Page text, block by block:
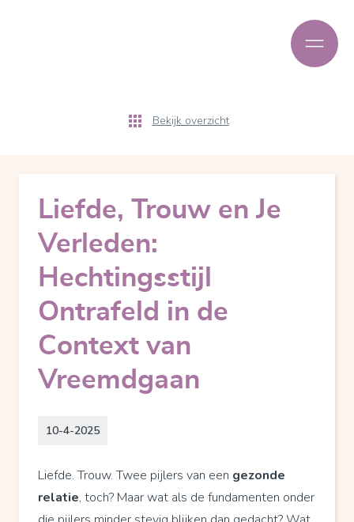
Bekijk overzicht
Liefde, Trouw en Je
Verleden:
Hechtingsstijl
Ontrafeld in de
Context van
Vreemdgaan
10-4-2025
Liefde. Trouw. Twee pijlers van een gezonde
relatie, toch? Maar wat als de fundamenten onder